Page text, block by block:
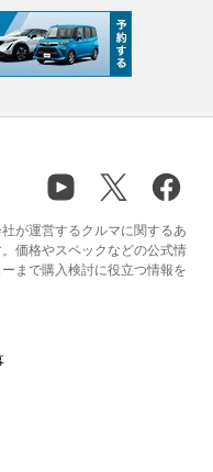
が運営するクルマに関するあ
価格やスペックなどの公式情
まで購入検討に役立つ情報を